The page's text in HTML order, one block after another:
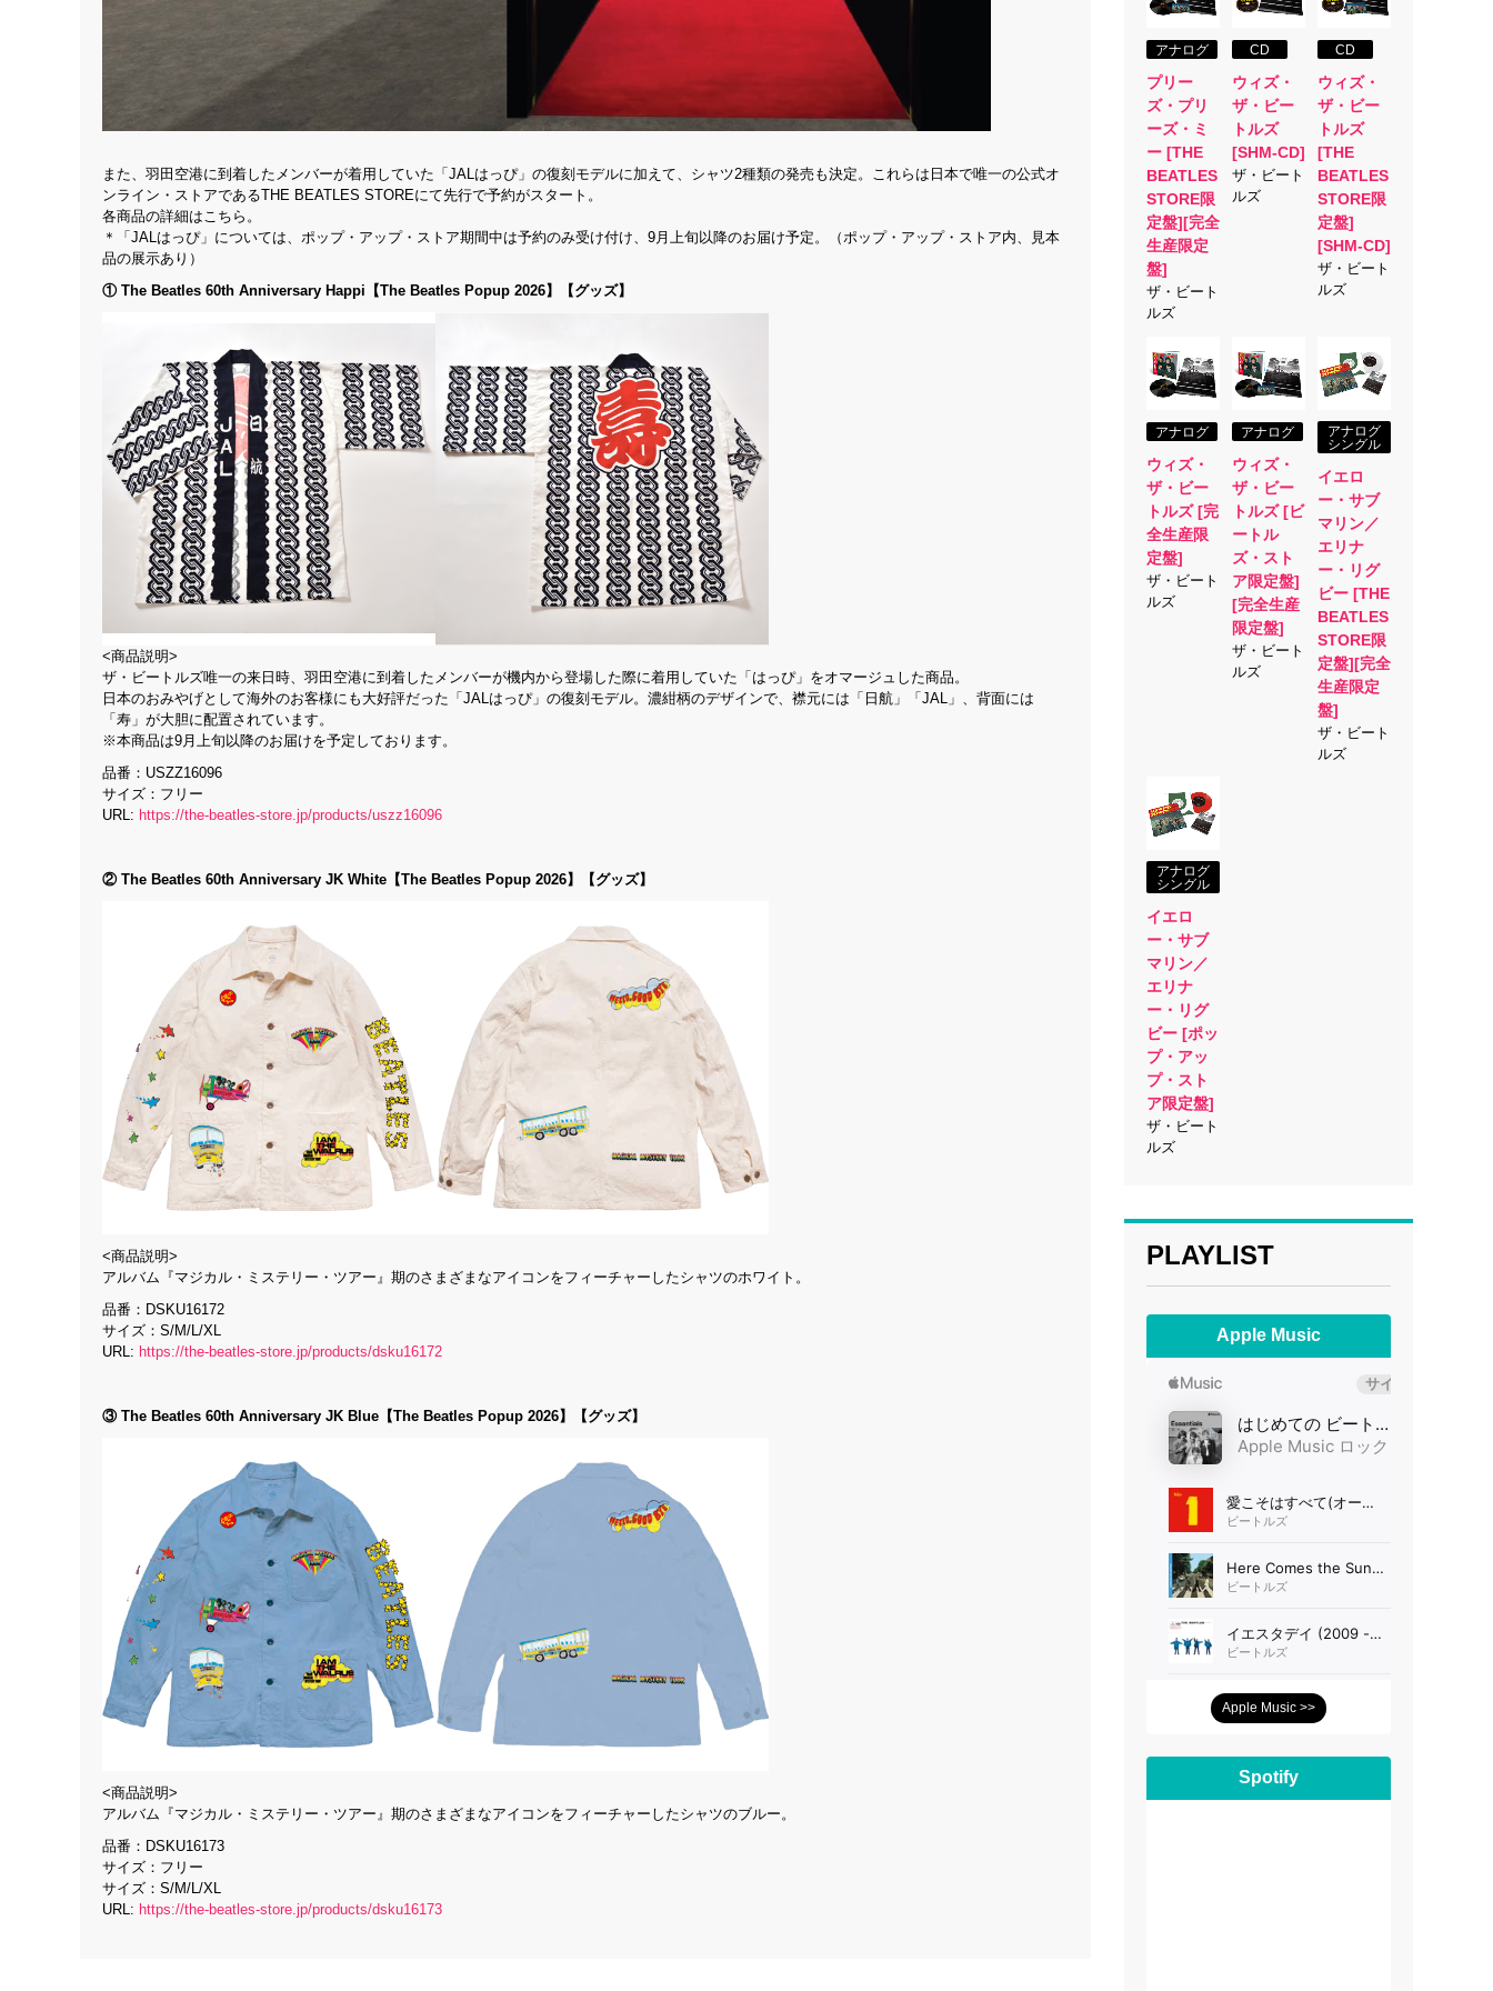
また、羽田空港に到着したメンバーが着用していた「JALはっぴ」の復刻モデルに加えて、シャツ2種類の発売も決定。これらは日本で唯一の公式オ
ンライン・ストアであるTHE BEATLES STOREにて先行で予約がスタート。
各商品の詳細はこちら。
＊「JALはっぴ」については、ポップ・アップ・ストア期間中は予約のみ受け付け、9月上旬以降のお届け予定。（ポップ・アップ・ストア内、見本
品の展示あり）
① The Beatles 60th Anniversary Happi【The Beatles Popup 2026】【グッズ】
<商品説明>
ザ・ビートルズ唯一の来日時、羽田空港に到着したメンバーが機内から登場した際に着用していた「はっぴ」をオマージュした商品。
日本のおみやげとして海外のお客様にも大好評だった「JALはっぴ」の復刻モデル。濃紺柄のデザインで、襟元には「日航」「JAL」、背面には
「寿」が大胆に配置されています。
※本商品は9月上旬以降のお届けを予定しております。
品番：USZZ16096
サイズ：フリー
URL: https://the-beatles-store.jp/products/uszz16096
② The Beatles 60th Anniversary JK White【The Beatles Popup 2026】【グッズ】
<商品説明>
アルバム『マジカル・ミステリー・ツアー』期のさまざまなアイコンをフィーチャーしたシャツのホワイト。
品番：DSKU16172
サイズ：S/M/L/XL
URL: https://the-beatles-store.jp/products/dsku16172
③ The Beatles 60th Anniversary JK Blue【The Beatles Popup 2026】【グッズ】
<商品説明>
アルバム『マジカル・ミステリー・ツアー』期のさまざまなアイコンをフィーチャーしたシャツのブルー。
品番：DSKU16173
サイズ：フリー
サイズ：S/M/L/XL
URL: https://the-beatles-store.jp/products/dsku16173
アナログ
プリー
ズ・プリ
ーズ・ミ
ー [THE
BEATLES
STORE限
定盤][完全
生産限定
盤]
ザ・ビート
ルズ
CD
ウィズ・
ザ・ビー
トルズ
[SHM-CD]
ザ・ビート
ルズ
CD
ウィズ・
ザ・ビー
トルズ
[THE
BEATLES
STORE限
定盤]
[SHM-CD]
ザ・ビート
ルズ
アナログ
ウィズ・
ザ・ビー
トルズ [完
全生産限
定盤]
ザ・ビート
ルズ
アナログ
ウィズ・
ザ・ビー
トルズ [ビ
ートル
ズ・スト
ア限定盤]
[完全生産
限定盤]
ザ・ビート
ルズ
アナログ
シングル
イエロ
ー・サブ
マリン／
エリナ
ー・リグ
ビー [THE
BEATLES
STORE限
定盤][完全
生産限定
盤]
ザ・ビート
ルズ
アナログ
シングル
イエロ
ー・サブ
マリン／
エリナ
ー・リグ
ビー [ポッ
プ・アッ
プ・スト
ア限定盤]
ザ・ビート
ルズ
PLAYLIST
Apple Music
Apple Music >>
Spotify